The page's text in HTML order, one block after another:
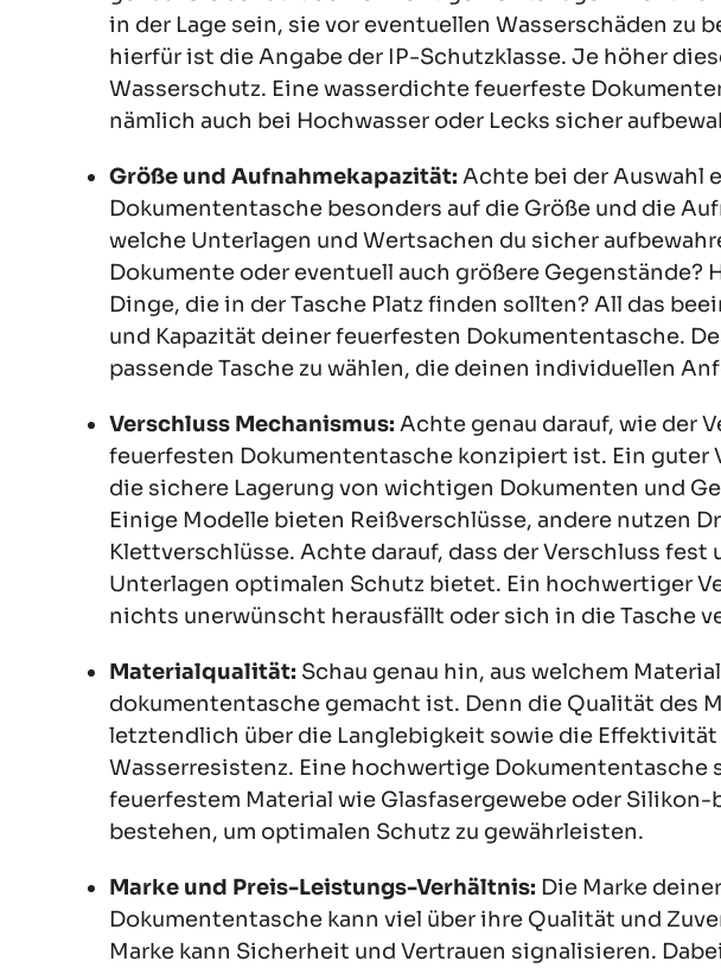
in der Lage sein, sie vor eventuellen Wasserschäden zu
hierfür ist die Angabe der IP-Schutzklasse. Je höher
Wasserschutz. Eine wasserdichte feuerfeste
nämlich auch bei Hochwasser oder Lecks sicher
Größe und Aufnahmekapazität: Achte bei der Auswahl
Dokumententasche besonders auf die Größe und die
welche Unterlagen und Wertsachen du sicher
Dokumente oder eventuell auch größere Gegenstände?
Dinge, die in der Tasche Platz finden sollten? All das
und Kapazität deiner feuerfesten Dokumententasche.
passende Tasche zu wählen, die deinen individuellen
Verschluss Mechanismus: Achte genau darauf, wie der
feuerfesten Dokumententasche konzipiert ist. Ein guter
die sichere Lagerung von wichtigen Dokumenten und
Einige Modelle bieten Reißverschlüsse, andere nutzen
Klettverschlüsse. Achte darauf, dass der Verschluss
Unterlagen optimalen Schutz bietet. Ein hochwertiger
nichts unerwünscht herausfällt oder sich in die Tasche
Materialqualität: Schau genau hin, aus welchem
dokumententasche gemacht ist. Denn die Qualität des
letztendlich über die Langlebigkeit sowie die Effektivität
Wasserresistenz. Eine hochwertige Dokumententasche
feuerfestem Material wie Glasfasergewebe oder
bestehen, um optimalen Schutz zu gewährleisten.
Marke und Preis-Leistungs-Verhältnis: Die Marke
Dokumententasche kann viel über ihre Qualität und
Marke kann Sicherheit und Vertrauen signalisieren.